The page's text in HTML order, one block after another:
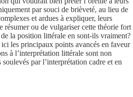
par souci de brièveté, au lieu de
et ardues à expliquer, leurs
résumer ou de vulgariser cette théorie fort
la position littérale en sont-ils vraiment?
les principaux points avancés en faveur
à l’interprétation littérale sont non
par l’interprétation cadre et en